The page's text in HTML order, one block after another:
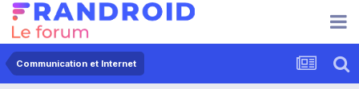
Communication et Internet